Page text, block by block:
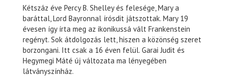
Kétszáz éve Percy B. Shelley és felesége, Mary a
baráttal, Lord Bayronnal írósdit játszottak. Mary 19
évesen így írta meg az ikonikussá vált Frankenstein
regényt. Sok átdolgozás lett, hiszen a közönség szeret
borzongani. Itt csak a 16 éven felül. Garai Judit és
Hegymegi Máté új változata ma lényegében
látványszínház.